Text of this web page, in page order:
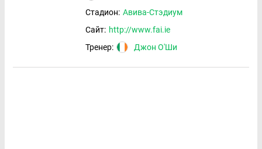
Стадион: Авива-Стэдиум
Сайт: http://www.fai.ie
Тренер:
Джон О'Ши